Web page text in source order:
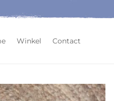
Winkel Contact